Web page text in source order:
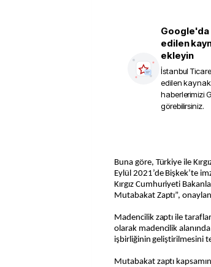
edilen
ekleyin
İstanbul
edilen
haberlerimizi
görebilirsiniz.
Buna göre, Türkiye ile
Eylül 2021’de Bişkek’te
Kırgız Cumhuriyeti
Mutabakat Zaptı”,
Madencilik zaptı ile
olarak madencilik
işbirliğinin geliştirilmesini
Mutabakat zaptı